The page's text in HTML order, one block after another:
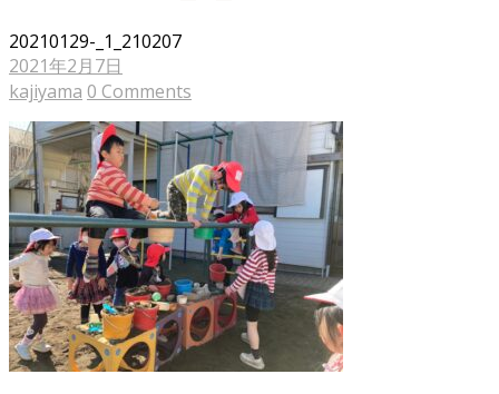
20210129-_1_210207
2021年2月7日
kajiyama 0 Comments